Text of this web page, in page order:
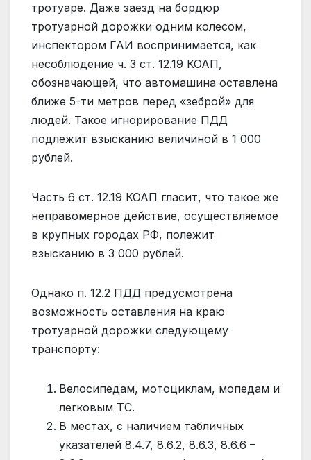
тротуаре. Даже заезд на бордюр
тротуарной дорожки одним колесом,
инспектором ГАИ воспринимается, как
несоблюдение ч. 3 ст. 12.19 КОАП,
обозначающей, что автомашина оставлена
ближе 5-ти метров перед «зеброй» для
людей. Такое игнорирование ПДД
подлежит взысканию величиной в 1 000
рублей.
Часть 6 ст. 12.19 КОАП гласит, что такое же
неправомерное действие, осуществляемое
в крупных городах РФ, полежит
взысканию в 3 000 рублей.
Однако п. 12.2 ПДД предусмотрена
возможность оставления на краю
тротуарной дорожки следующему
транспорту:
Велосипедам, мотоциклам, мопедам и
легковым ТС.
В местах, с наличием табличных
указателей 8.4.7, 8.6.2, 8.6.3, 8.6.6 –